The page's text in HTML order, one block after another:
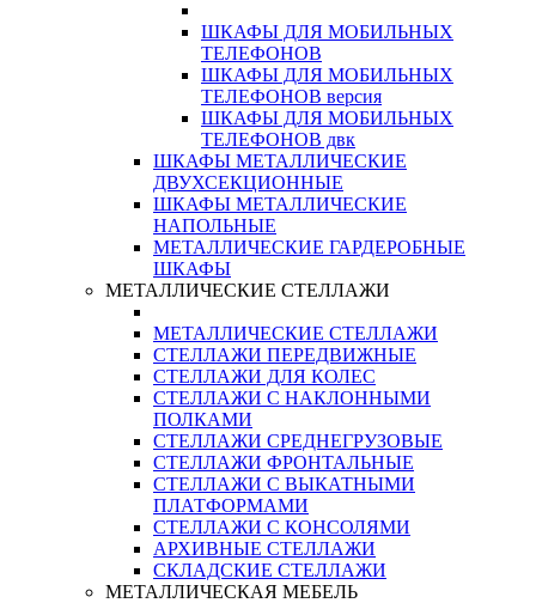
ШКАФЫ ДЛЯ МОБИЛЬНЫХ
ТЕЛЕФОНОВ
ШКАФЫ ДЛЯ МОБИЛЬНЫХ
ТЕЛЕФОНОВ версия
ШКАФЫ ДЛЯ МОБИЛЬНЫХ
ТЕЛЕФОНОВ двк
ШКАФЫ МЕТАЛЛИЧЕСКИЕ
ДВУХСЕКЦИОННЫЕ
ШКАФЫ МЕТАЛЛИЧЕСКИЕ
НАПОЛЬНЫЕ
МЕТАЛЛИЧЕСКИЕ ГАРДЕРОБНЫЕ
ШКАФЫ
МЕТАЛЛИЧЕСКИЕ СТЕЛЛАЖИ
МЕТАЛЛИЧЕСКИЕ СТЕЛЛАЖИ
СТЕЛЛАЖИ ПЕРЕДВИЖНЫЕ
СТЕЛЛАЖИ ДЛЯ КОЛЕС
СТЕЛЛАЖИ С НАКЛОННЫМИ
ПОЛКАМИ
СТЕЛЛАЖИ СРЕДНЕГРУЗОВЫЕ
СТЕЛЛАЖИ ФРОНТАЛЬНЫЕ
СТЕЛЛАЖИ С ВЫКАТНЫМИ
ПЛАТФОРМАМИ
СТЕЛЛАЖИ С КОНСОЛЯМИ
АРХИВНЫЕ СТЕЛЛАЖИ
СКЛАДСКИЕ СТЕЛЛАЖИ
МЕТАЛЛИЧЕСКАЯ МЕБЕЛЬ